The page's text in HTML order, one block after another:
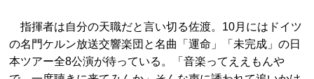
指揮者は自分の天職だと言い切る佐渡。10月にはドイツ
の名門ケルン放送交響楽団と名曲「運命」「未完成」の日
本ツアー全8公演が待っている。「音楽ってええもんや